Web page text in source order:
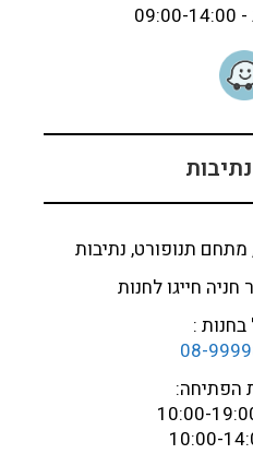
תנופורט, נתיבות
חייגו לחנות
בחנות :
08-
הפתיחה: